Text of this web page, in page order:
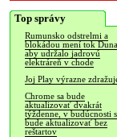
Top správy
Rumunsko odstrelmi a
blokádou mení tok
aby udržalo jadrovú
elektráreň v chode
Joj Play výrazne
Chrome sa bude
aktualizovať dvakrát
týždenne, v budúcnosti
bude aktualizovať bez
reštartov